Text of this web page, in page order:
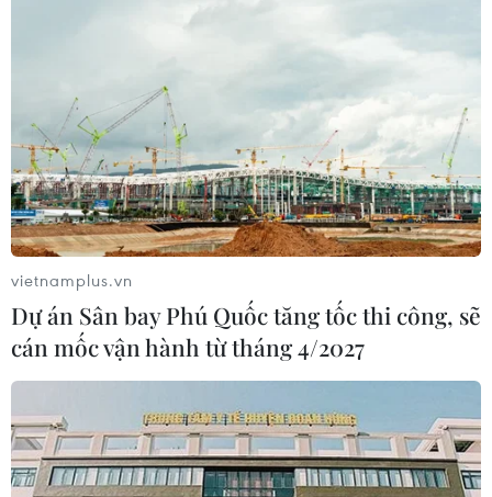
vietnamplus.vn
Dự án Sân bay Phú Quốc tăng tốc thi công, sẽ
cán mốc vận hành từ tháng 4/2027